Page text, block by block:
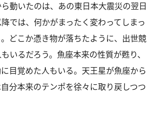
動いたのは、あの東日本大震災の翌日
では、何かがまったく変わってしまっ
どこか憑き物が落ちたように、出世競
いるだろう。魚座本来の性質が甦り、
目覚めた人もいる。天王星が魚座から
分本来のテンポを徐々に取り戻しつつ